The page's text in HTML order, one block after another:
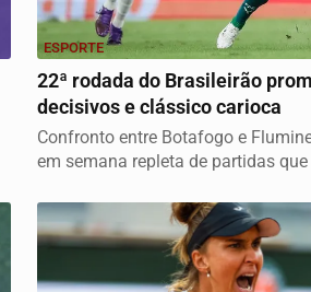
ESPORTE
22ª rodada do Brasileirão
decisivos e clássico carioca
Confronto entre Botafogo e
em semana repleta de partidas